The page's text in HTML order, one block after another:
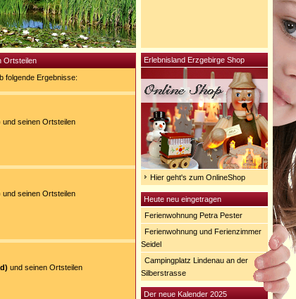
Ortsteilen
folgende Ergebnisse:
und seinen Ortsteilen
und seinen Ortsteilen
und seinen Ortsteilen
Erlebnisland Erzgebirge Shop
Hier geht's zum OnlineShop
Heute neu eingetragen
Ferienwohnung Petra Pester
Ferienwohnung und Ferienzimmer
Seidel
Campingplatz Lindenau an der
Silberstrasse
Der neue Kalender 2025